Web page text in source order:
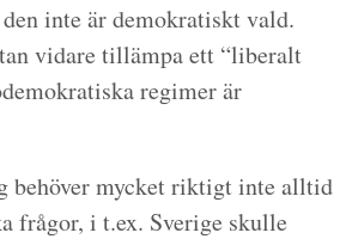
inte är demokratiskt vald.
vidare tillämpa ett “liberalt
regimer är
behöver mycket riktigt inte alltid
frågor, i t.ex. Sverige skulle